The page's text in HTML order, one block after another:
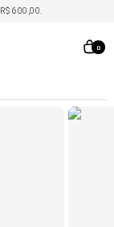
600,00.
0